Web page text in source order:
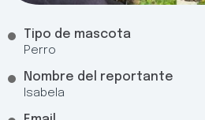
Tipo de mascota
Perro
Nombre del reportante
Isabela